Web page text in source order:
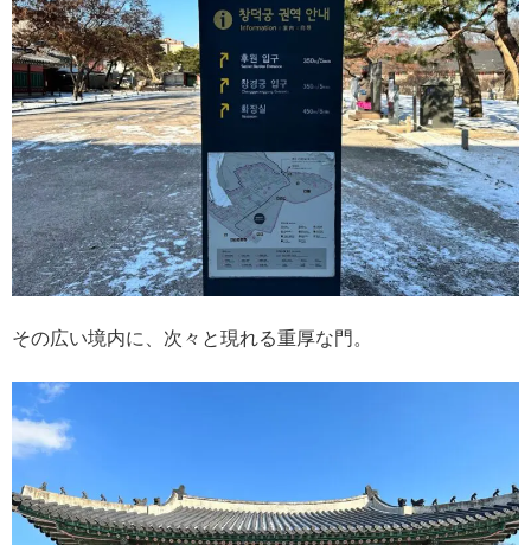
その広い境内に、次々と現れる重厚な門。